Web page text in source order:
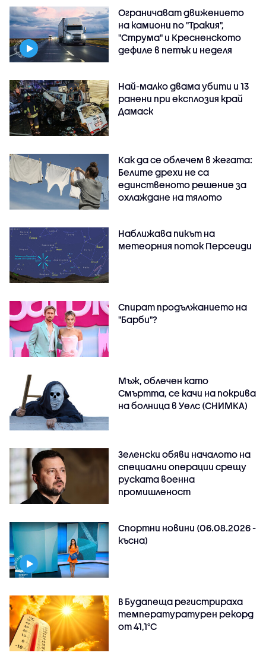
Ограничават движението
на камиони по "Тракия",
"Струма" и Кресненското
дефиле в петък и неделя
Най-малко двама убити и 13
ранени при експлозия край
Дамаск
Как да се облечем в жегата:
Белите дрехи не са
единственото решение за
охлаждане на тялото
Наближава пикът на
метеорния поток Персеиди
Спират продължанието на
"Барби"?
Мъж, облечен като
Смъртта, се качи на покрива
на болница в Уелс (СНИМКА)
Зеленски обяви началото на
специални операции срещу
руската военна
промишленост
Спортни новини (06.08.2026 -
късна)
В Будапеща регистрираха
температуратурен рекорд
от 41,1°C